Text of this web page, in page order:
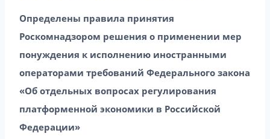
Определены правила принятия
Роскомнадзором решения о применении мер
понуждения к исполнению иностранными
операторами требований Федерального закона
«Об отдельных вопросах регулирования
платформенной экономики в Российской
Федерации»